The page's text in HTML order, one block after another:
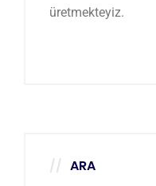
üretmekteyiz.
ARA